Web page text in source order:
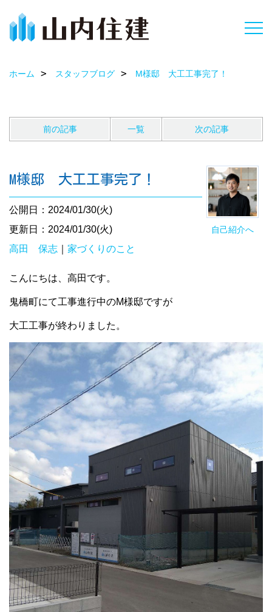
ホーム スタッフブログ M様邸 大工工事完了！
前の記事 一覧 次の記事
自己紹介へ
M様邸 大工工事完了！
公開日：2024/01/30(火)
更新日：2024/01/30(火)
高田 保志
家づくりのこと
こんにちは、高田です。
鬼橋町にて工事進行中のM様邸ですが
大工工事が終わりました。